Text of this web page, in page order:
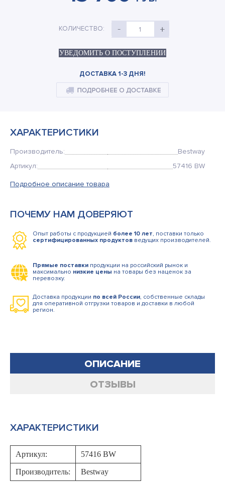
Детские товары
Кемпинговая мебель
Палатки и тенты
ХАРАКТЕРИСТИКИ
Производитель:
Bestway
Артикул:
57416 BW
Подробное описание товара
ПОЧЕМУ НАМ ДОВЕРЯЮТ
Опыт работы с продукцией более 10 лет, поставки только
сертифицированных продуктов ведущих производителей.
Прямые поставки продукции на российский рынок и
максимально низкие цены на товары без наценок за
перевозку.
Доставка продукции по всей России, собственные склады
для оперативной отгрузки товаров и доставки в любой
регион.
1
КОЛИЧЕСТВО:
УВЕДОМИТЬ О ПОСТУПЛЕНИИ
ДОСТАВКА 1-3 ДНЯ!
ОПИСАНИЕ
ОТЗЫВЫ
ХАРАКТЕРИСТИКИ
Артикул: 57416 BW
Производитель: Bestway